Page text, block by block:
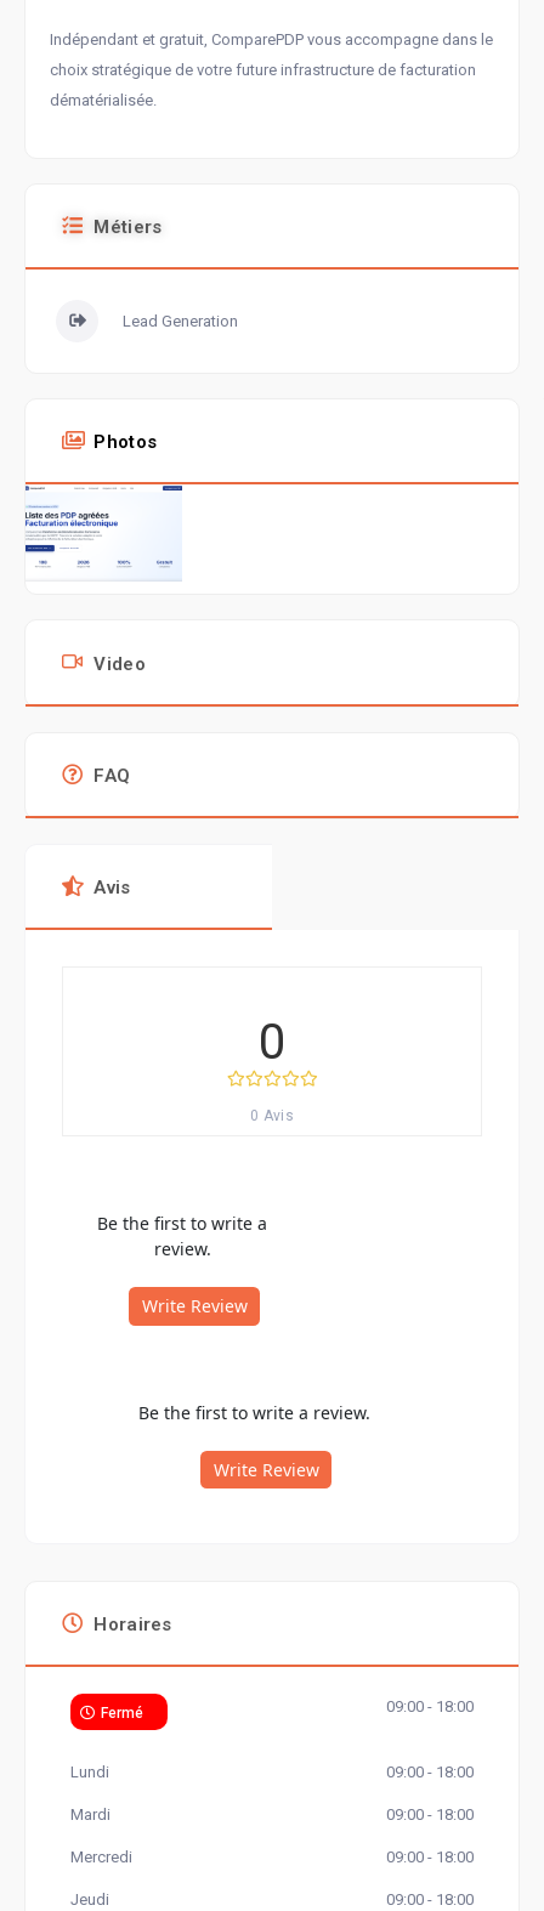
Indépendant et gratuit, ComparePDP vous accompagne dans le
choix stratégique de votre future infrastructure de facturation
dématérialisée.
Métiers
Lead Generation
Photos
Video
FAQ
Avis
0
0 Avis
Be the first to write a
review.
Write Review
Be the first to write a review.
Write Review
Horaires
Fermé 09:00 - 18:00
Lundi 09:00 - 18:00
Mardi 09:00 - 18:00
Mercredi 09:00 - 18:00
Jeudi 09:00 - 18:00